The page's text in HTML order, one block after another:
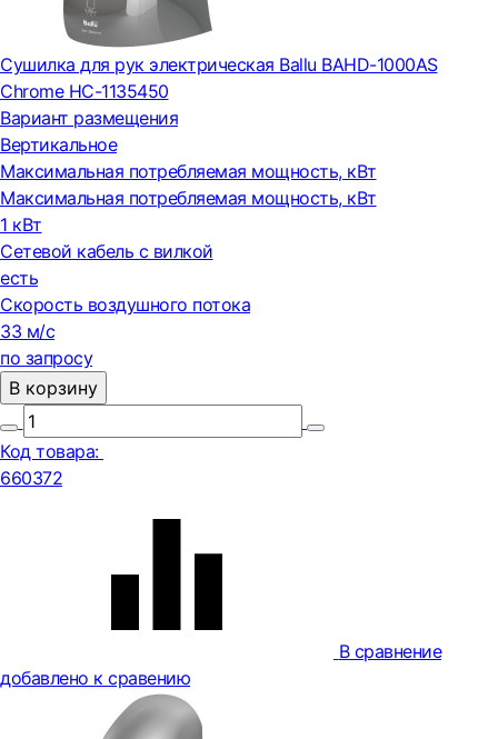
Сушилка для рук электрическая Ballu BAHD-1000AS
Chrome НС-1135450
Вариант размещения
Вертикальное
Максимальная потребляемая мощность, кВт
Максимальная потребляемая мощность, кВт
1 кВт
Сетевой кабель с вилкой
есть
Скорость воздушного потока
33 м/с
по запросу
В корзину
Код товара:
660372
В сравнение
добавлено к сравению